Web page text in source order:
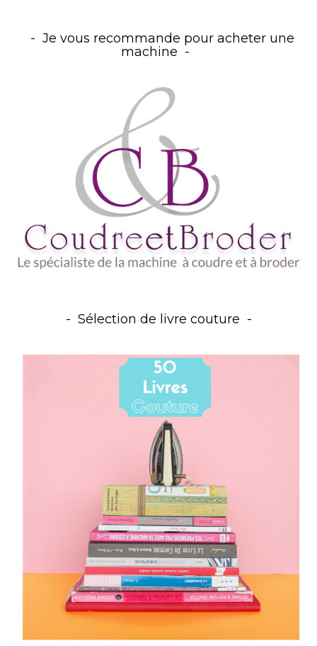
Je vous recommande pour acheter une
machine
Sélection de livre couture